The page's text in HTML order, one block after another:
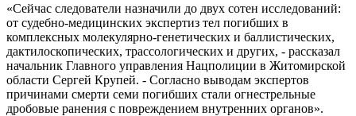
«Сейчас следователи назначили до двух сотен исследований:
от судебно-медицинских экспертиз тел погибших в
комплексных молекулярно-генетических и баллистических,
дактилоскопических, трассологических и других, - рассказал
начальник Главного управления Нацполиции в Житомирской
области Сергей Крупей. - Согласно выводам экспертов
причинами смерти семи погибших стали огнестрельные
дробовые ранения с повреждением внутренних органов».